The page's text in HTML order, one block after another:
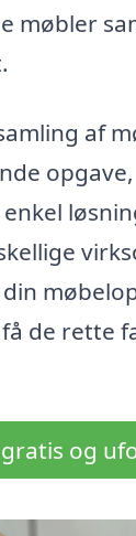
møbler
af
de rette
og